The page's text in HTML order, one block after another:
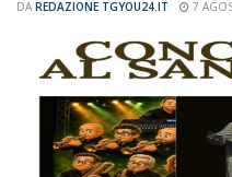
DA REDAZIONE TGYOU24.IT 7